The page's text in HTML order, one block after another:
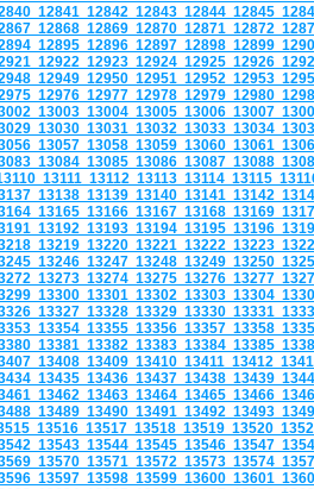
12841 12842 12843 12844 12845
12868 12869 12870 12871 12872
12895 12896 12897 12898 12899
12922 12923 12924 12925 12926
12949 12950 12951 12952 12953
12976 12977 12978 12979 12980
13003 13004 13005 13006 13007
13030 13031 13032 13033 13034
13057 13058 13059 13060 13061
13084 13085 13086 13087 13088
13111 13112 13113 13114 13115
13138 13139 13140 13141 13142
13165 13166 13167 13168 13169
13192 13193 13194 13195 13196
13219 13220 13221 13222 13223
13246 13247 13248 13249 13250
13273 13274 13275 13276 13277
13300 13301 13302 13303 13304
13327 13328 13329 13330 13331
13354 13355 13356 13357 13358
13381 13382 13383 13384 13385
13408 13409 13410 13411 13412
13435 13436 13437 13438 13439
13462 13463 13464 13465 13466
13489 13490 13491 13492 13493
13516 13517 13518 13519 13520
13543 13544 13545 13546 13547
13570 13571 13572 13573 13574
13597 13598 13599 13600 13601